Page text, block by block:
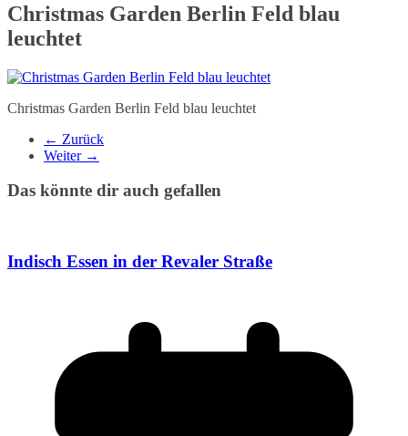
Christmas Garden Berlin Feld blau
leuchtet
Christmas Garden Berlin Feld blau leuchtet
← Zurück
Weiter →
Das könnte dir auch gefallen
Indisch Essen in der Revaler Straße